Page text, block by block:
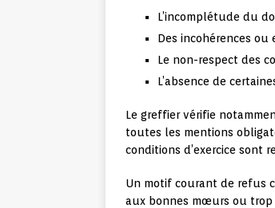
L’incomplétude du
Des incohérences
Le non-respect des
L’absence de
Le greffier vérifie
toutes les mentions
conditions d’exercice sont
Un motif courant de refus
aux bonnes mœurs ou trop